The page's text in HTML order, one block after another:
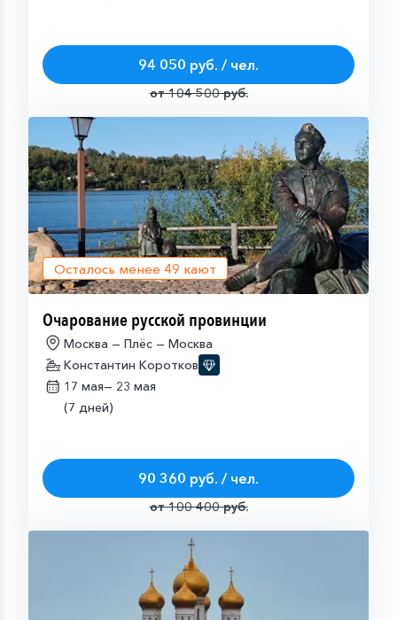
94 050 руб. / чел.
от 104 500 руб.
Осталось менее 49 кают
Очарование русской провинции
Москва — Плёс — Москва
Константин Коротков
17 мая— 23 мая
(7 дней)
90 360 руб. / чел.
от 100 400 руб.